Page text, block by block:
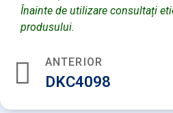
Înainte de utilizare consultați
produsului.
ANTERIOR
DKC4098